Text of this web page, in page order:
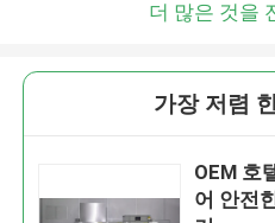
더 많은 것을
가장 저렴
OEM 호
어 안전